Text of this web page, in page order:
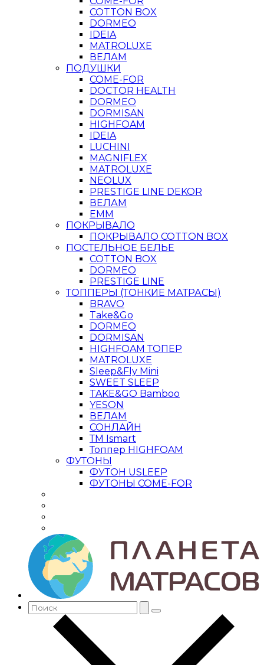
COTTON BOX
DORMEO
IDEIA
MATROLUXE
ВЕЛАМ
ПОДУШКИ
COME-FOR
DOCTOR HEALTH
DORMEO
DORMISAN
HIGHFOAM
IDEIA
LUCHINI
MAGNIFLEX
MATROLUXE
NEOLUX
PRESTIGE LINE DEKOR
ВЕЛАМ
ЕММ
ПОКРЫВАЛО
ПОКРЫВАЛО COTTON BOX
ПОСТЕЛЬНОЕ БЕЛЬЕ
COTTON BOX
DORMEO
PRESTIGE LINE
ТОППЕРЫ (ТОНКИЕ МАТРАСЫ)
BRAVO
Take&Go
DORMEO
DORMISAN
HIGHFOAM ТОПЕР
MATROLUXE
Sleep&Fly Mini
SWEET SLEEP
TAKE&GO Bamboo
YESON
ВЕЛАМ
СОНЛАЙН
ТМ Ismart
Топпер HIGHFOAM
ФУТОНЫ
ФУТОН USLEEP
ФУТОНЫ COME-FOR